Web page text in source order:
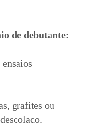
de debutante:
grafites ou